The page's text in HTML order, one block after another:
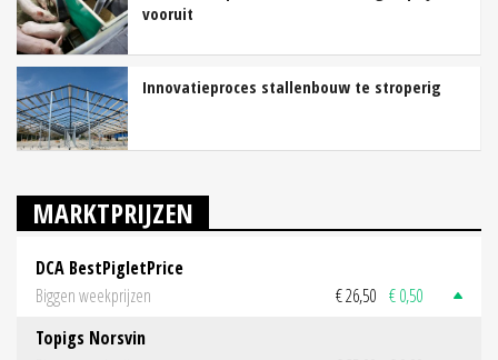
vooruit
Innovatieproces stallenbouw te stroperig
MARKTPRIJZEN
DCA BestPigletPrice
Biggen weekprijzen
€ 26,50 € 0,50
Topigs Norsvin